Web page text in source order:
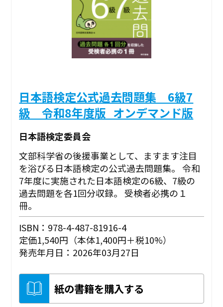
日本語検定公式過去問題集 6級7
級 令和8年度版_オンデマンド版
日本語検定委員会
文部科学省の後援事業として、ますます注目
を浴びる日本語検定の公式過去問題集。 令和
7年度に実施された日本語検定の6級、7級の
過去問題を各1回分収録。 受検者必携の１
冊。
ISBN：978-4-487-81916-4
定価1,540円（本体1,400円＋税10%）
発売年月日：2026年03月27日
紙の書籍を購入する